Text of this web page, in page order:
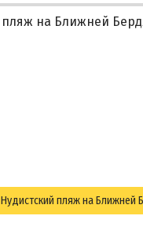
Нудистский пляж на Ближней